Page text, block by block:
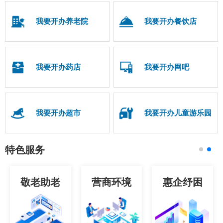
我要开办养老院 我要开办餐饮店
我要开办药店 我要开办网吧
我要开办超市 我要开办儿童游乐园
特色服务
敬老助老 营商环境 惠企纾困